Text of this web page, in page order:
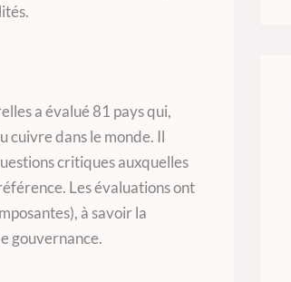
a évalué 81 pays qui,
cuivre dans le monde. Il
critiques auxquelles
Les évaluations ont
à savoir la
gouvernance.